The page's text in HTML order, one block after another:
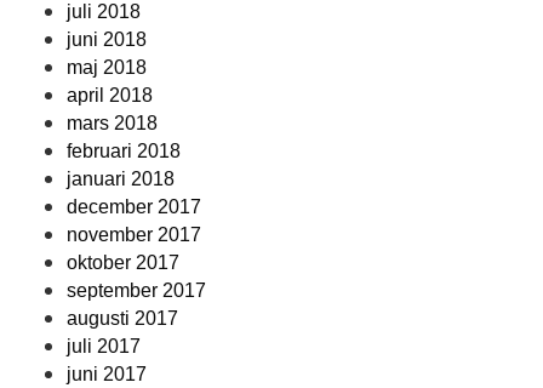
juli 2018
juni 2018
maj 2018
april 2018
mars 2018
februari 2018
januari 2018
december 2017
november 2017
oktober 2017
september 2017
augusti 2017
juli 2017
juni 2017